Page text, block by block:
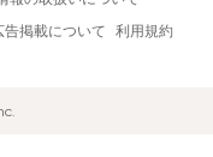
告掲載について 利用規約